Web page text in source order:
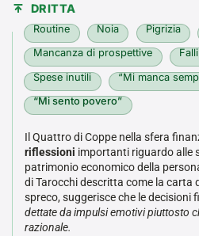
DRITTA
Routine Noia Pigrizia
Mancanza di prospettive
Spese inutili “Mi manca
“Mi sento povero”
Il Quattro di Coppe nella sfera
riflessioni importanti riguardo alle
patrimonio economico della
di Tarocchi descritta come la carta
spreco, suggerisce che le decisioni
dettate da impulsi emotivi piuttosto
razionale.